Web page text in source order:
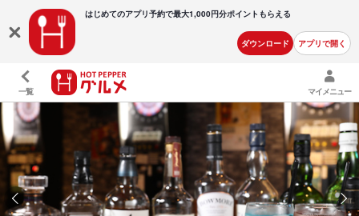
はじめてのアプリ予約で最大1,000円分ポイントもらえる
ダウンロード アプリで開く
一覧 マイメニュー